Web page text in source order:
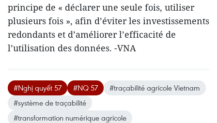
principe de « déclarer une seule fois, utiliser
plusieurs fois », afin d’éviter les investissements
redondants et d’améliorer l’efficacité de
l’utilisation des données. -VNA
#Nghị quyết 57 #NQ 57
#traçabilité agricole Vietnam
#système de traçabilité
#transformation numérique agricole